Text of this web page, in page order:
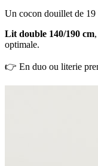
Un cocon douillet de 19
Lit double 140/190 cm
optimale.
👉 En duo ou literie